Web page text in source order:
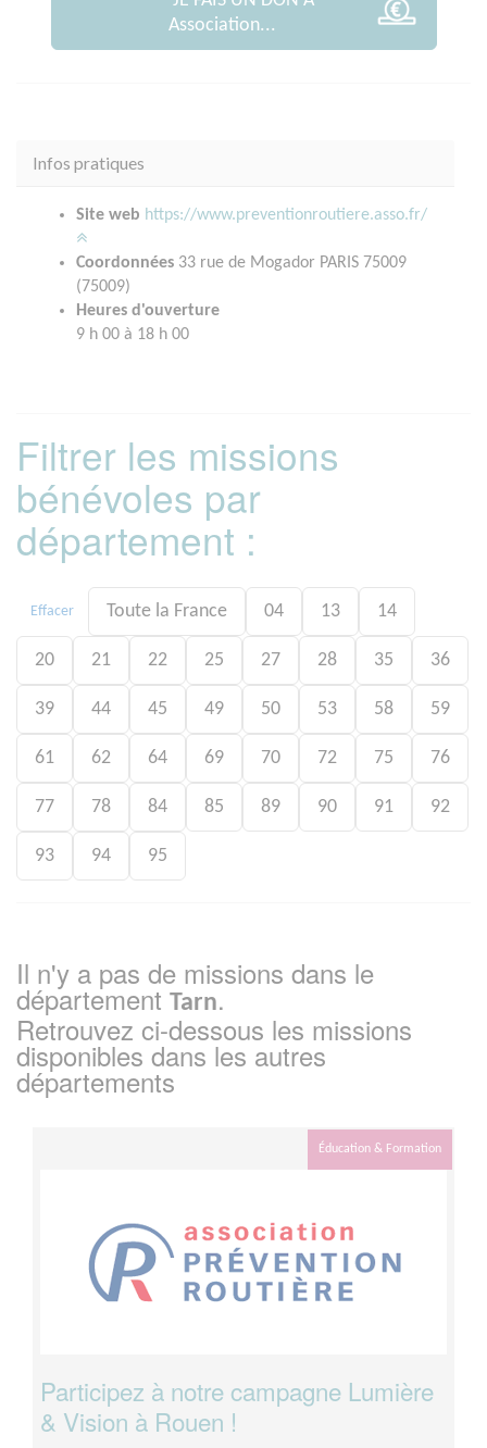
Association...
Infos pratiques
Site web https://www.preventionroutiere.asso.fr/
Coordonnées 33 rue de Mogador PARIS 75009
(75009)
Heures d'ouverture
9 h 00 à 18 h 00
Filtrer les missions
bénévoles par
département :
Effacer Toute la France 04 13 14
20 21 22 25 27 28 35 36
39 44 45 49 50 53 58 59
61 62 64 69 70 72 75 76
77 78 84 85 89 90 91 92
93 94 95
Il n'y a pas de missions dans le
département Tarn.
Retrouvez ci-dessous les missions
disponibles dans les autres
départements
Éducation & Formation
Participez à notre campagne Lumière
& Vision à Rouen !